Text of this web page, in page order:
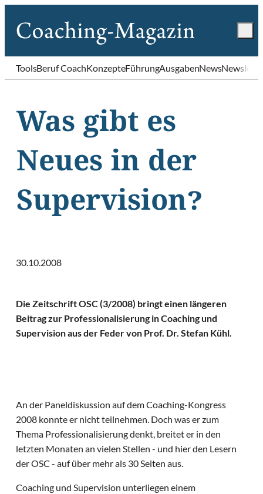
ToolsBeruf CoachKonzepteFührungAusgabenNews
Was gibt es
Neues in der
Supervision?
30.10.2008
Die Zeitschrift OSC (3/2008) bringt einen längeren
Beitrag zur Professionalisierung in Coaching und
Supervision aus der Feder von Prof. Dr. Stefan Kühl.
An der Paneldiskussion auf dem Coaching-Kongress
2008 konnte er nicht teilnehmen. Doch was er zum
Thema Professionalisierung denkt, breitet er in den
letzten Monaten an vielen Stellen - und hier den Lesern
der OSC - auf über mehr als 30 Seiten aus.
Coaching und Supervision unterliegen einem